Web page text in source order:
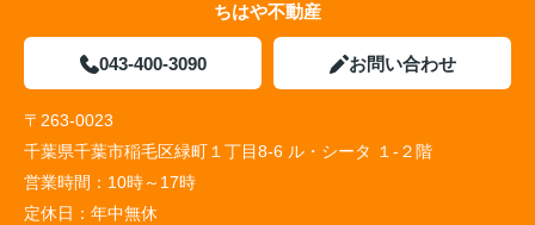
ちはや不動産
043-400-3090 お問い合わせ
〒263-0023
千葉県千葉市稲毛区緑町１丁目8-6 ル・シータ １-２階
営業時間： 10時～17時
定休日： 年中無休